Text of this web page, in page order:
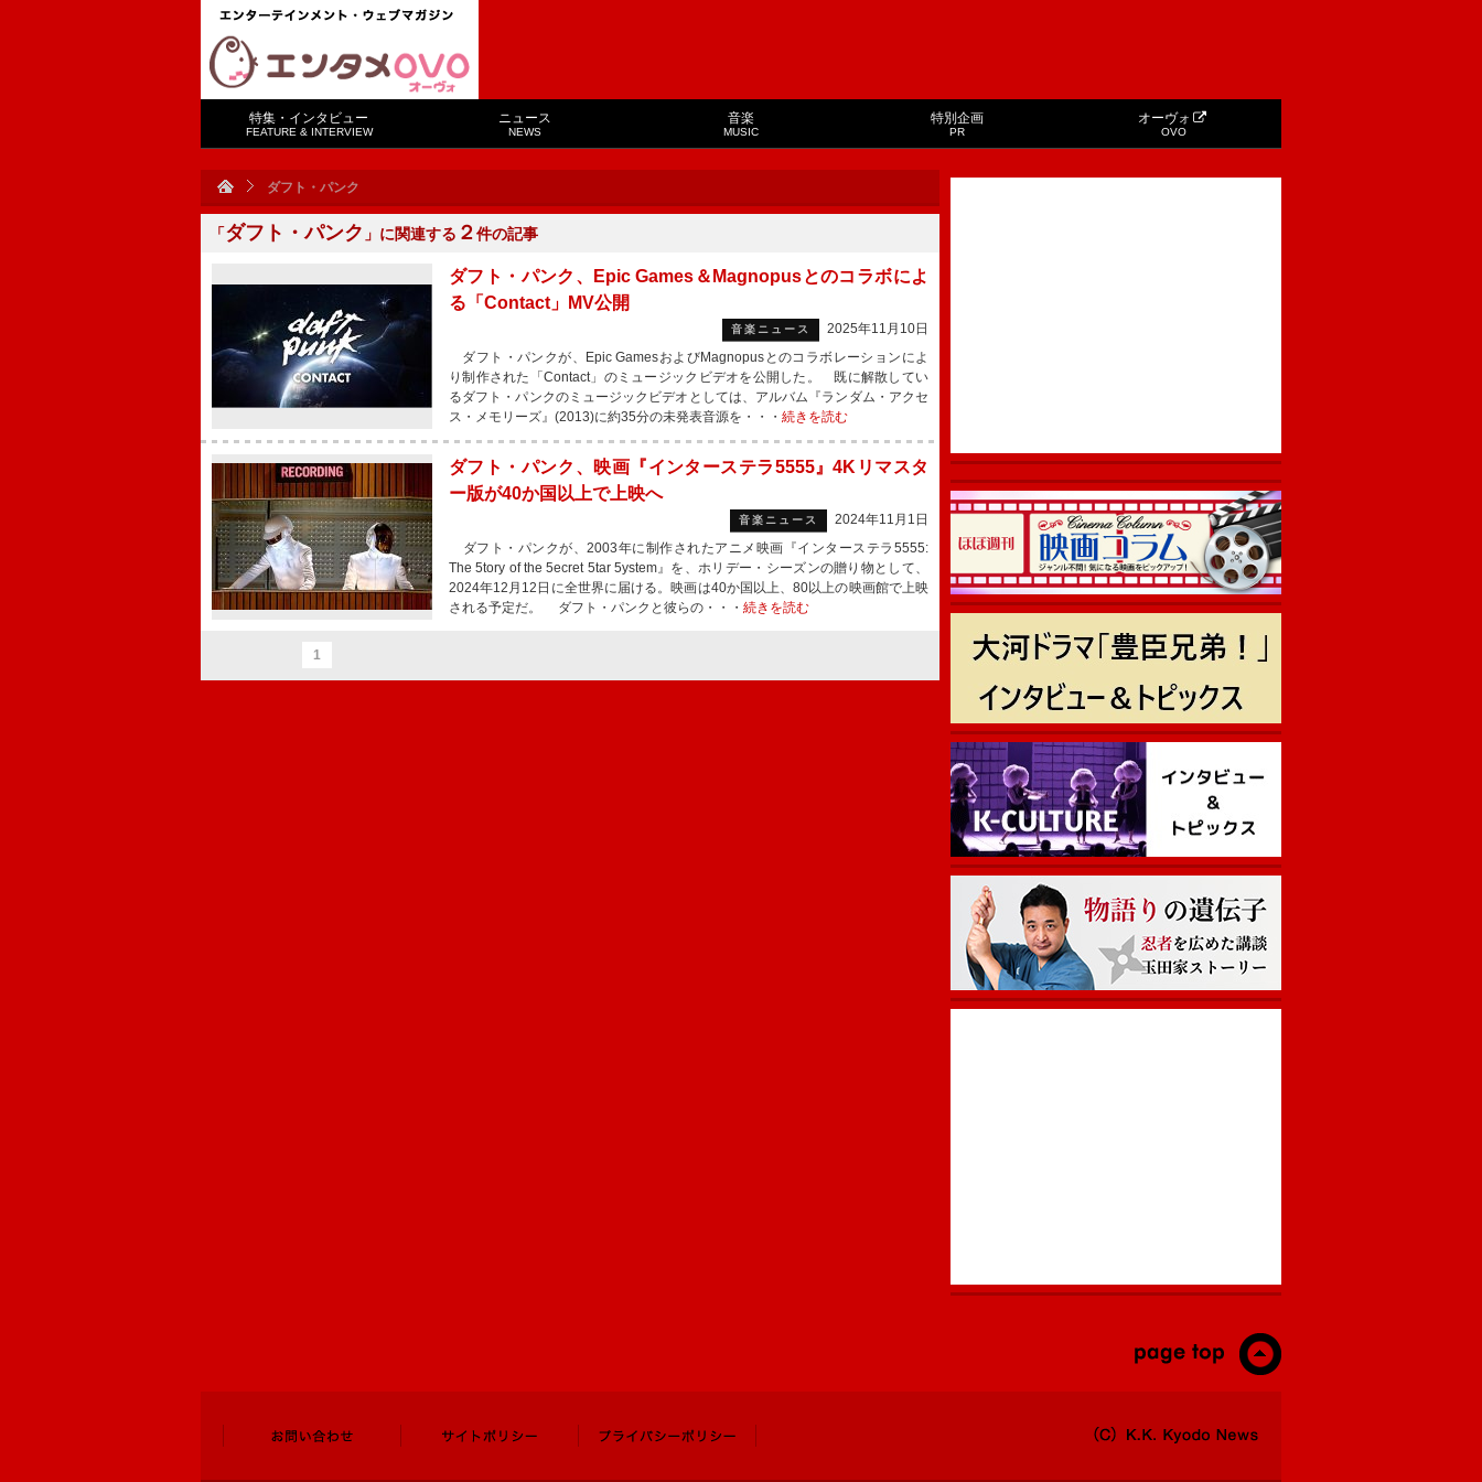
特集・インタビュー
FEATURE & INTERVIEW
ニュース
NEWS
音楽
MUSIC
特別企画
PR
オーヴォ
OVO
ダフト・パンク
「ダフト・パンク 」に関連する ２件の記事
ダフト・パンク、Epic Games＆Magnopusとのコラボによ
る「Contact」MV公開
音楽ニュース
2025年11月10日
ダフト・パンクが、Epic GamesおよびMagnopusとのコラボレーションによ
り制作された「Contact」のミュージックビデオを公開した。 既に解散してい
るダフト・パンクのミュージックビデオとしては、アルバム『ランダム・アクセ
ス・メモリーズ』(2013)に約35分の未発表音源を・・・ 続きを読む
ダフト・パンク、映画『インターステラ5555』4Kリマスタ
ー版が40か国以上で上映へ
音楽ニュース
2024年11月1日
ダフト・パンクが、2003年に制作されたアニメ映画『インターステラ5555:
The 5tory of the 5ecret 5tar 5ystem』を、ホリデー・シーズンの贈り物として、
2024年12月12日に全世界に届ける。映画は40か国以上、80以上の映画館で上映
される予定だ。 ダフト・パンクと彼らの・・・ 続きを読む
1